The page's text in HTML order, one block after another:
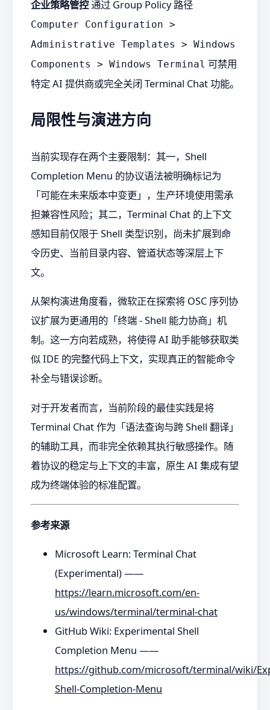
企业策略管控通过 Group Policy 路径
Computer Configuration >
Administrative Templates > Windows
Components > Windows Terminal 可禁用
特定 AI 提供商或完全关闭 Terminal Chat 功能。
局限性与演进方向
当前实现存在两个主要限制：其一，Shell
Completion Menu 的协议语法被明确标记为
「可能在未来版本中变更」，生产环境使用需承
担兼容性风险；其二，Terminal Chat 的上下文
感知目前仅限于 Shell 类型识别，尚未扩展到命
令历史、当前目录内容、管道状态等深层上下
文。
从架构演进角度看，微软正在探索将 OSC 序列协
议扩展为更通用的「终端 - Shell 能力协商」机
制。这一方向若成熟，将使得 AI 助手能够获取类
似 IDE 的完整代码上下文，实现真正的智能命令
补全与错误诊断。
对于开发者而言，当前阶段的最佳实践是将
Terminal Chat 作为「语法查询与跨 Shell 翻译」
的辅助工具，而非完全依赖其执行敏感操作。随
着协议的稳定与上下文的丰富，原生 AI 集成有望
成为终端体验的标准配置。
参考来源
Microsoft Learn: Terminal Chat
(Experimental) ——
https://learn.microsoft.com/en-
us/windows/terminal/terminal-chat
GitHub Wiki: Experimental Shell
Completion Menu ——
https://github.com/microsoft/terminal/wiki/
Shell-Completion-Menu